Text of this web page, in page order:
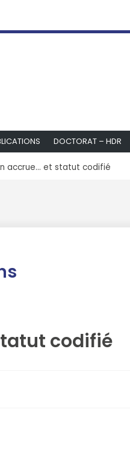
DOCTORAT – HDR
accrue… et statut codifié
codifié